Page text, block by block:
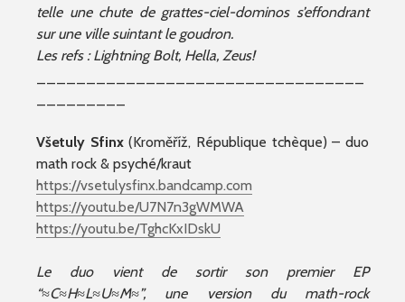
telle une chute de grattes-ciel-dominos s’effondrant
sur une ville suintant le goudron.
Les refs : Lightning Bolt, Hella, Zeus!
Všetuly Sfinx(Kroměříž, République tchèque) – duo
math rock & psyché/kraut
https://vsetulysfinx.bandcamp.com
https://youtu.be/U7N7n3gWMWA
https://youtu.be/TghcKxIDskU
Le duo vient de sortir son premier EP
“≈C≈H≈L≈U≈M≈”, une version du math-rock